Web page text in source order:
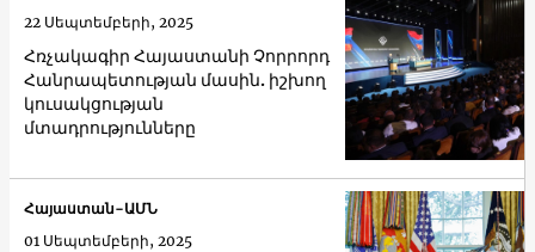
Հռչակագիր Հայաստանի Չորրորդ
Հանրապետության մասին. իշխող
կուսակցության
մտադրությունները
22 Սեպտեմբերի, 2025
Հայաստան-ԱՄՆ
01 Սեպտեմբերի, 2025